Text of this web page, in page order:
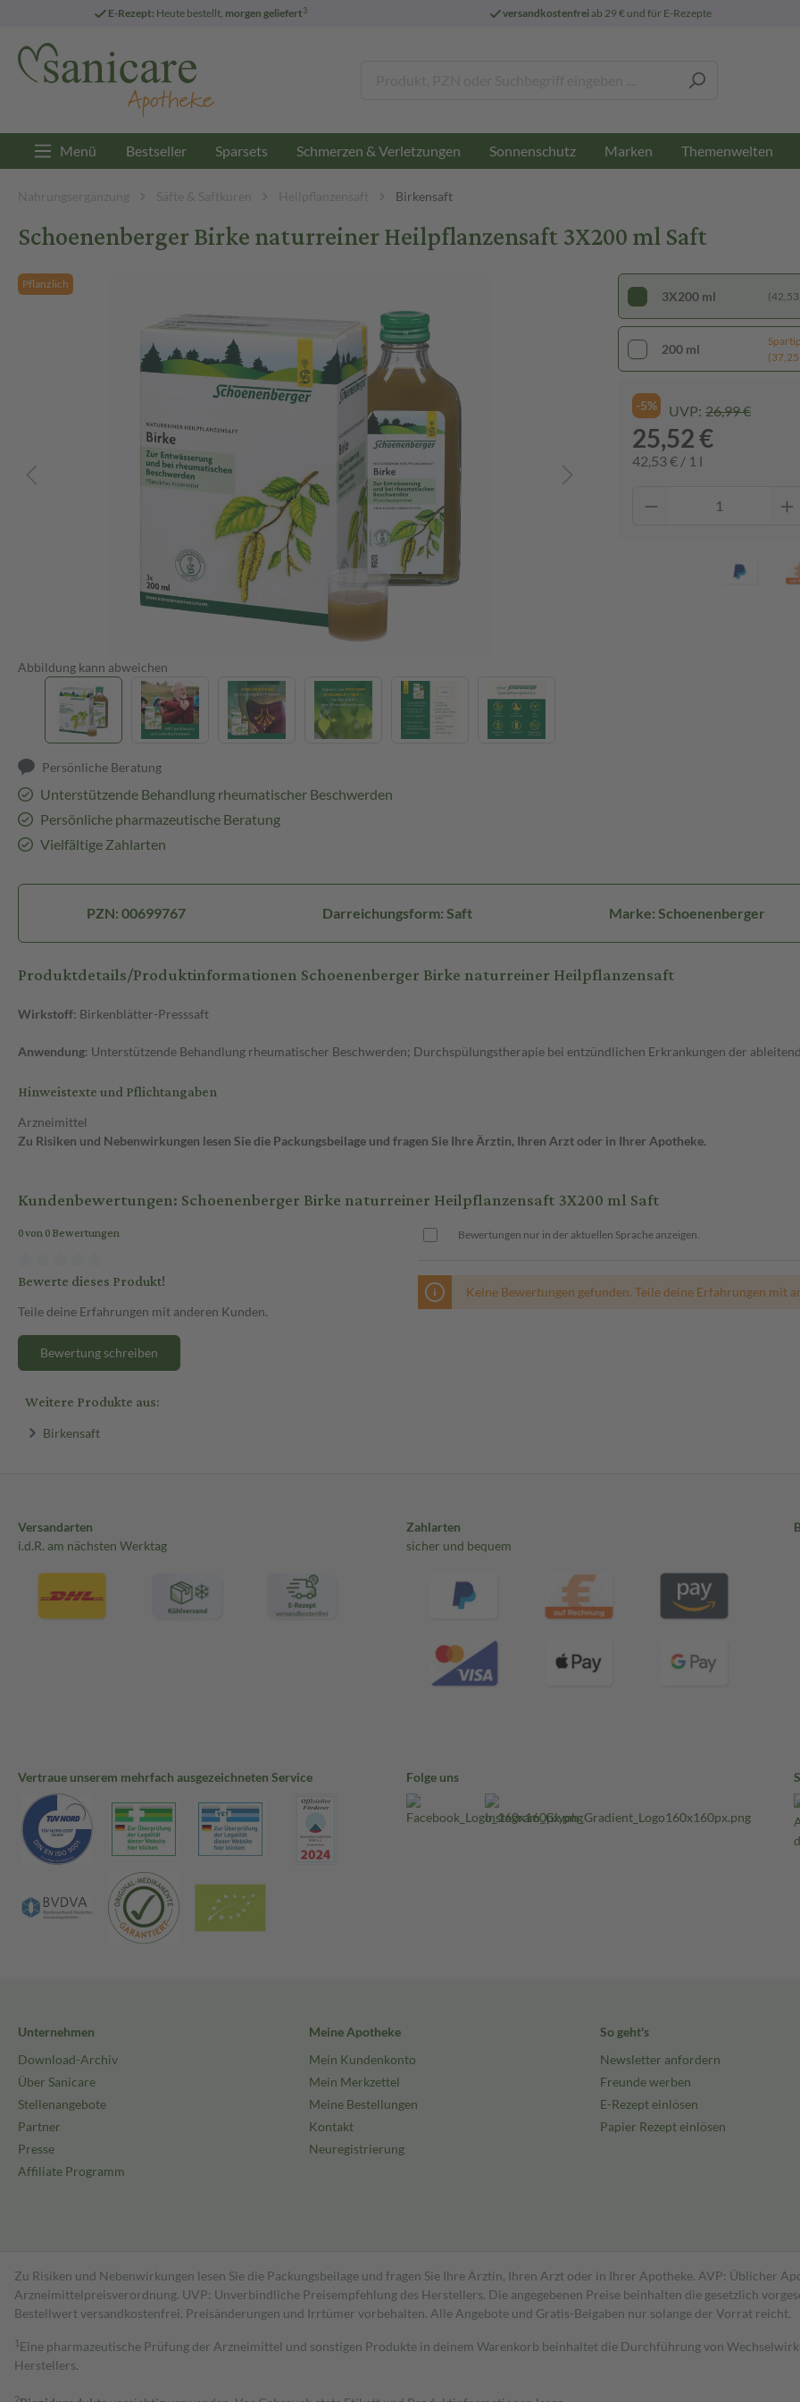
E-Rezept: Heute bestellt, morgen geliefert3 versandkostenfreiab 29 € und für E-Rezepte
Menü Bestseller Sparsets Schmerzen & Verletzungen Sonnenschutz Marken Themenwelten
Nahrungsergänzung Säfte & Saftkuren Heilpflanzensaft Birkensaft
Schoenenberger Birke naturreiner Heilpflanzensaft 3X200 ml Saft
Pflanzlich
Abbildung kann abweichen
Persönliche Beratung
Unterstützende Behandlung rheumatischer Beschwerden
Persönliche pharmazeutische Beratung
Vielfältige Zahlarten
3X200 ml (42,53
200 ml
(37,25
-5% UVP: 26,99 €
25,52 €
42,53 € / 1 l
PZN: 00699767 Darreichungsform: Saft Marke: Schoenenberger
Produktdetails/Produktinformationen Schoenenberger Birke naturreiner Heilpflanzensaft
Wirkstoff: Birkenblätter-Presssaft
Anwendung: Unterstützende Behandlung rheumatischer Beschwerden; Durchspülungstherapie bei entzündlichen Erkrankungen der
Hinweistexte und Pflichtangaben
Arzneimittel
Zu Risiken und Nebenwirkungen lesen Sie die Packungsbeilage und fragen Sie Ihre Ärztin, Ihren Arzt oder in Ihrer Apotheke.
Kundenbewertungen: Schoenenberger Birke naturreiner Heilpflanzensaft 3X200 ml Saft
0 von 0 Bewertungen
Bewerte dieses Produkt!
Teile deine Erfahrungen mit anderen Kunden.
Bewertung schreiben
Bewertungen nur in der aktuellen Sprache anzeigen.
Keine Bewertungen gefunden. Teile deine Erfahrungen mit
Weitere Produkte aus:
Birkensaft
Versandarten
i.d.R. am nächsten Werktag
Zahlarten
sicher und bequem
Vertraue unserem mehrfach ausgezeichneten Service Folge uns
Unternehmen
Download-Archiv
Über Sanicare
Stellenangebote
Partner
Presse
Affiliate Programm
Meine Apotheke
Mein Kundenkonto
Mein Merkzettel
Meine Bestellungen
Kontakt
Neuregistrierung
So geht's
Newsletter anfordern
Freunde werben
E-Rezept einlösen
Papier Rezept einlösen
Zu Risiken und Nebenwirkungen lesen Sie die Packungsbeilage und fragen Sie Ihre Ärztin, Ihren Arzt oder in Ihrer Apotheke. AVP: Üblicher
Arzneimittelpreisverordnung. UVP: Unverbindliche Preisempfehlung des Herstellers. Die angegebenen Preise beinhalten die gesetzlich
Bestell­wert versand­kosten­frei. Preisänderungen und Irrtümer vorbehalten. Alle Angebote und Gratis-Beigaben nur solange der Vorrat reicht.
1 Eine pharmazeutische Prüfung der Arzneimittel und sonstigen Produkte in deinem Warenkorb beinhaltet die Durchführung von
Herstellers.
2